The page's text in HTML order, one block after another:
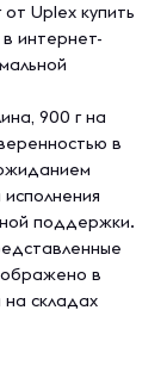
Uplex купить
интернет-
900 г на
в
поддержки.
в
на складах